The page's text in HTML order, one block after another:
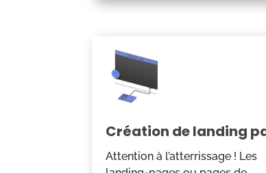
Création de landing
Attention à l’atterrissage ! Les